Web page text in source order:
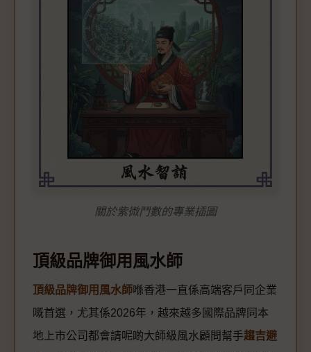
關於紫微鬥數的專業插圖
頂級品牌御用風水師
頂級品牌御用風水師喺香港一直係高端客戶同企業
嘅首選，尤其係2026年，越來越多國際品牌同本
地上市公司都會請呢啲大師級風水顧問幫手趨吉避